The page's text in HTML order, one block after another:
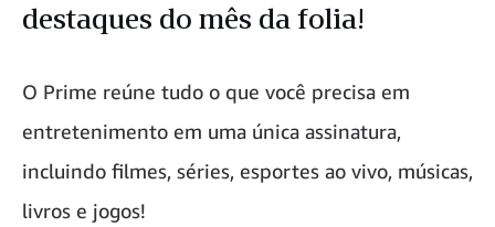
destaques do mês da folia!
O Prime reúne tudo o que você precisa em
entretenimento em uma única assinatura,
incluindo filmes, séries, esportes ao vivo, músicas,
livros e jogos!